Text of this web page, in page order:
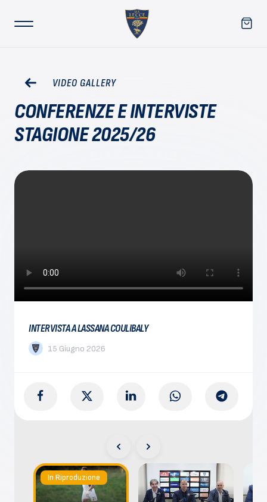
VIDEO GALLERY
CONFERENZE E INTERVISTE
STAGIONE 2025/26
INTERVISTA A LASSANA COULIBALY
15 Giugno 2026
In Riproduzione